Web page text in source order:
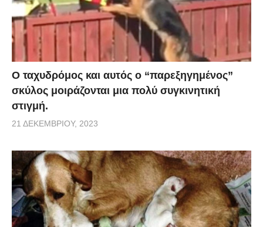
Ο ταχυδρόμος και αυτός ο “παρεξηγημένος”
σκύλος μοιράζονται μια πολύ συγκινητική
στιγμή.
21 ΔΕΚΕΜΒΡΊΟΥ, 2023